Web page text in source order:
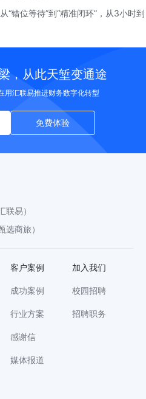
“错位等待”到“精准闭环”，从3小时到
，从此天堑变通途
用汇联易推进财务数字化转型
免费体验
联易）
选商旅）
客户案例
成功案例
行业方案
感谢信
媒体报道
加入我们
校园招聘
招聘职务